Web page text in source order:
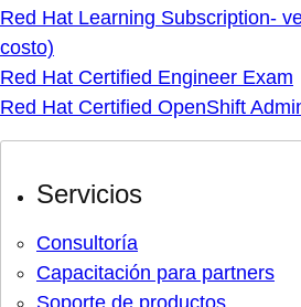
Red Hat Learning Subscription-
costo)
Red Hat Certified Engineer Exam
Red Hat Certified OpenShift
Servicios
Consultoría
Capacitación para partners
Soporte de productos